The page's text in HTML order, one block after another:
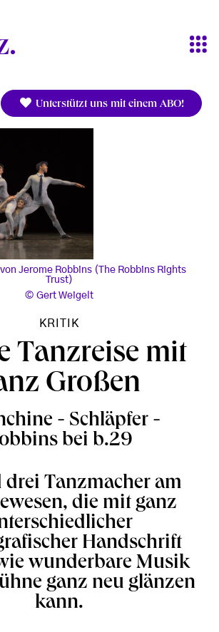
Unterstützt uns mit einem ABO!
Jerome Robbins (The Robbins Rights
Trust)
Gert Weigelt
KRITIK
Tanzreise mit
Großen
- Schläpfer -
bei b.29
drei Tanzmacher am
die mit ganz
Handschrift
wunderbare Musik
ganz neu glänzen
kann.